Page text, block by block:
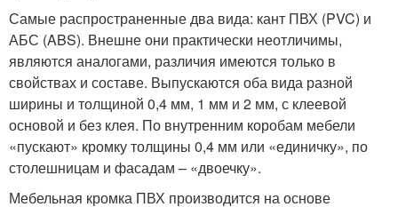
Самые распространенные два вида: кант ПВХ (PVC) и
АБС (ABS). Внешне они практически неотличимы,
являются аналогами, различия имеются только в
свойствах и составе. Выпускаются оба вида разной
ширины и толщиной 0,4 мм, 1 мм и 2 мм, с клеевой
основой и без клея. По внутренним коробам мебели
«пускают» кромку толщины 0,4 мм или «единичку», по
столешницам и фасадам – «двоечку».
Мебельная кромка ПВХ производится на основе